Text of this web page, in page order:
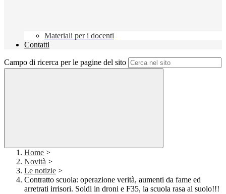
Materiali per i docenti
Contatti
Campo di ricerca per le pagine del sito
Home >
Novità >
Le notizie >
Contratto scuola: operazione verità, aumenti da fame ed
arretrati irrisori. Soldi in droni e F35, la scuola rasa al suolo!!!